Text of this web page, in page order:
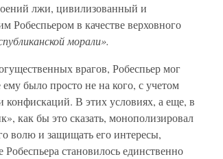
лжи, цивилизованный и
Робеспьером в качестве верховного
морали».
врагов, Робеспьер мог
было просто не на кого, с учетом
В этих условиях, а еще, в
как бы это сказать, монополизировал
волю и защищать его интересы,
становилось единственно